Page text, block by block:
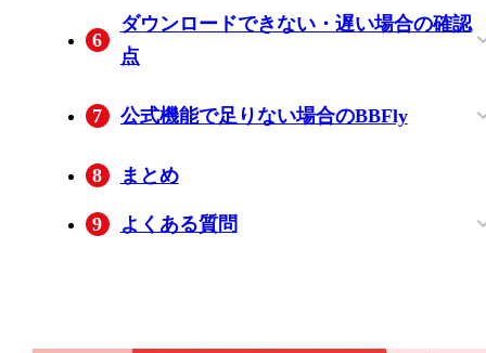
6
ダウンロードできない・遅い場合の確認
点
7 公式機能で足りない場合のBBFly
8 まとめ
9 よくある質問